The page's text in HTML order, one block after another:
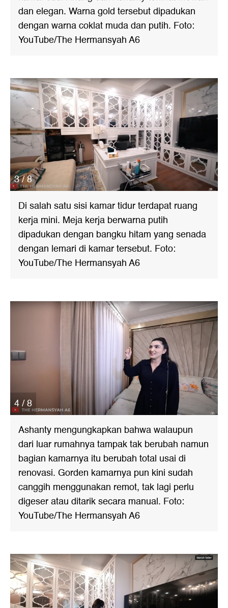
dan elegan. Warna gold tersebut dipadukan
dengan warna coklat muda dan putih. Foto:
YouTube/The Hermansyah A6
3 / 8
Di salah satu sisi kamar tidur terdapat ruang
kerja mini. Meja kerja berwarna putih
dipadukan dengan bangku hitam yang senada
dengan lemari di kamar tersebut. Foto:
YouTube/The Hermansyah A6
4 / 8
Ashanty mengungkapkan bahwa walaupun
dari luar rumahnya tampak tak berubah namun
bagian kamarnya itu berubah total usai di
renovasi. Gorden kamarnya pun kini sudah
canggih menggunakan remot, tak lagi perlu
digeser atau ditarik secara manual. Foto:
YouTube/The Hermansyah A6